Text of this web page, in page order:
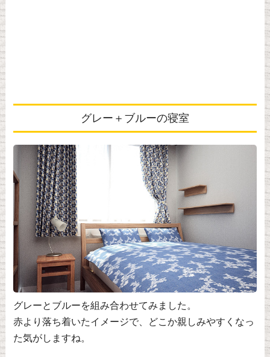
グレー＋ブルーの寝室
グレーとブルーを組み合わせてみました。
赤より落ち着いたイメージで、どこか親しみやすくなっ
た気がしますね。